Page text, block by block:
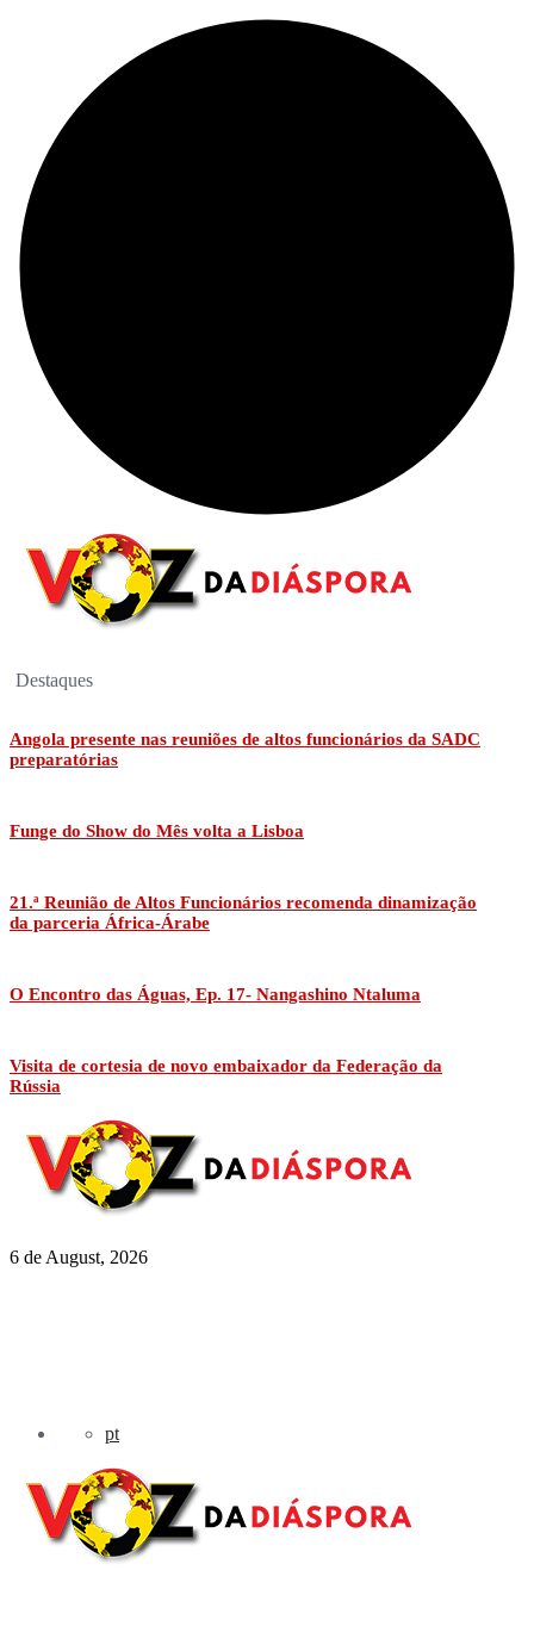
Destaques
Angola presente nas reuniões de altos funcionários da SADC
preparatórias
Funge do Show do Mês volta a Lisboa
21.ª Reunião de Altos Funcionários recomenda dinamização
da parceria África-Árabe
O Encontro das Águas, Ep. 17- Nangashino Ntaluma
Visita de cortesia de novo embaixador da Federação da
Rússia
6 de August, 2026
pt